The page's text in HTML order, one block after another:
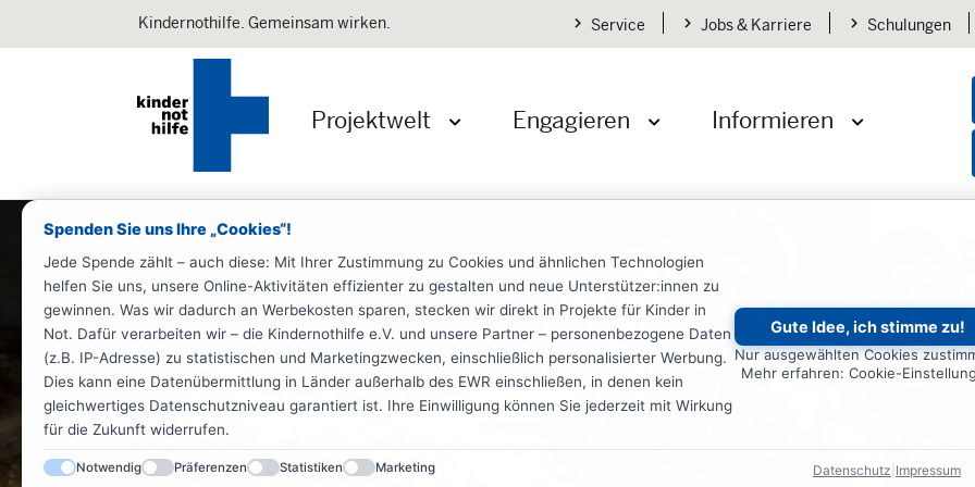
Spenden Sie uns Ihre „Cookies“!
Jede Spende zählt – auch diese: Mit Ihrer Zustimmung zu Cookies und ähnlichen Technologien
helfen Sie uns, unsere Online-Aktivitäten effizienter zu gestalten und neue Unterstützer:innen zu
gewinnen. Was wir dadurch an Werbekosten sparen, stecken wir direkt in Projekte für Kinder in
Not. Dafür verarbeiten wir – die Kindernothilfe e.V. und unsere Partner – personenbezogene Daten
(z.B. IP-Adresse) zu statistischen und Marketingzwecken, einschließlich personalisierter Werbung.
Dies kann eine Datenübermittlung in Länder außerhalb des EWR einschließen, in denen kein
gleichwertiges Datenschutzniveau garantiert ist. Ihre Einwilligung können Sie jederzeit mit Wirkung
für die Zukunft widerrufen.
Gute Idee, ich stimme zu!
Nur ausgewählten Cookies
Mehr erfahren: Cookie-
Notwendig Präferenzen Statistiken Marketing Datenschutz Impressum
Kindernothilfe. Gemeinsam wirken. Service Jobs & Karriere Schulungen
Projektwelt Engagieren Informieren